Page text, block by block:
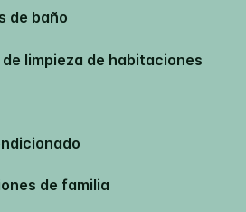
de baño
de limpieza de habitaciones
de familia